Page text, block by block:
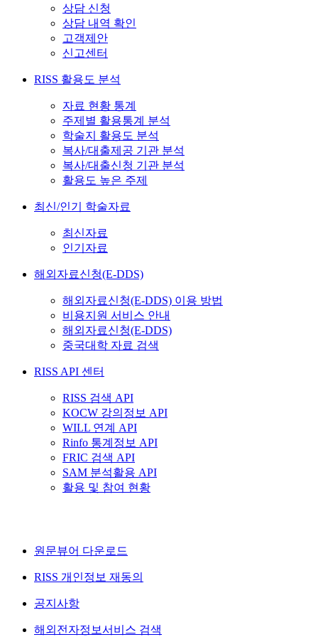
상담 신청
상담 내역 확인
고객제안
신고센터
RISS 활용도 분석
자료 현황 통계
주제별 활용통계 분석
학술지 활용도 분석
복사/대출제공 기관 분석
복사/대출신청 기관 분석
활용도 높은 주제
최신/인기 학술자료
최신자료
인기자료
해외자료신청(E-DDS)
해외자료신청(E-DDS) 이용 방법
비용지원 서비스 안내
해외자료신청(E-DDS)
중국대학 자료 검색
RISS API 센터
RISS 검색 API
KOCW 강의정보 API
WILL 연계 API
Rinfo 통계정보 API
FRIC 검색 API
SAM 분석활용 API
활용 및 참여 현황
원문뷰어 다운로드
RISS 개인정보 재동의
공지사항
해외전자정보서비스 검색